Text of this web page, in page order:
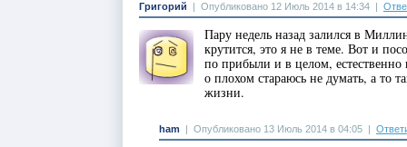
Григорий Опубликовано 12 Июль 2014 в 14:34
Пару недель назад залился в
крутится, это я не в теме. Вот и
по прибыли и в целом,
о плохом стараюсь не думать, а то
жизни.
ham Опубликовано 13 Июль 2014 в 04:05